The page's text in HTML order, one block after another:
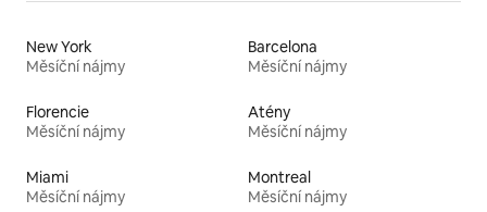
New York
Měsíční nájmy
Barcelona
Měsíční nájmy
Florencie
Měsíční nájmy
Atény
Měsíční nájmy
Miami
Měsíční nájmy
Montreal
Měsíční nájmy